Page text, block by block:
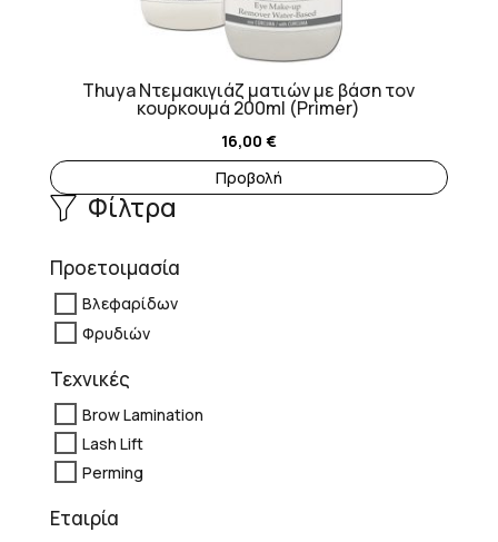
Thuya Ντεμακιγιάζ ματιών με βάση τον
κουρκουμά 200ml (Primer)
16,00 €
Προβολή
Φίλτρα
Προετοιμασία
Βλεφαρίδων
Φρυδιών
Τεχνικές
Brow Lamination
Lash Lift
Perming
Εταιρία